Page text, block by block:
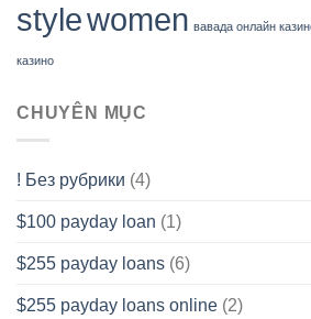
stylewomen вавада онлайн
казино
CHUYÊN MỤC
! Без рубрики (4)
$100 payday loan (1)
$255 payday loans (6)
$255 payday loans online (2)